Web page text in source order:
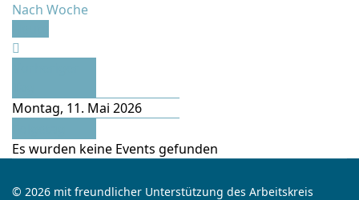
Nach Woche
Montag, 11. Mai 2026
Es wurden keine Events gefunden
© 2026 mit freundlicher Unterstützung des Arbeitskreis